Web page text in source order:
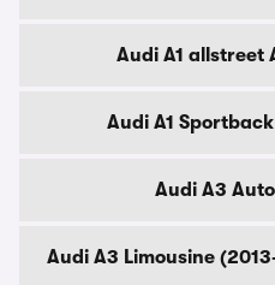
Audi A1 allstreet
Audi A1
Audi A3
Audi A3 Limousine